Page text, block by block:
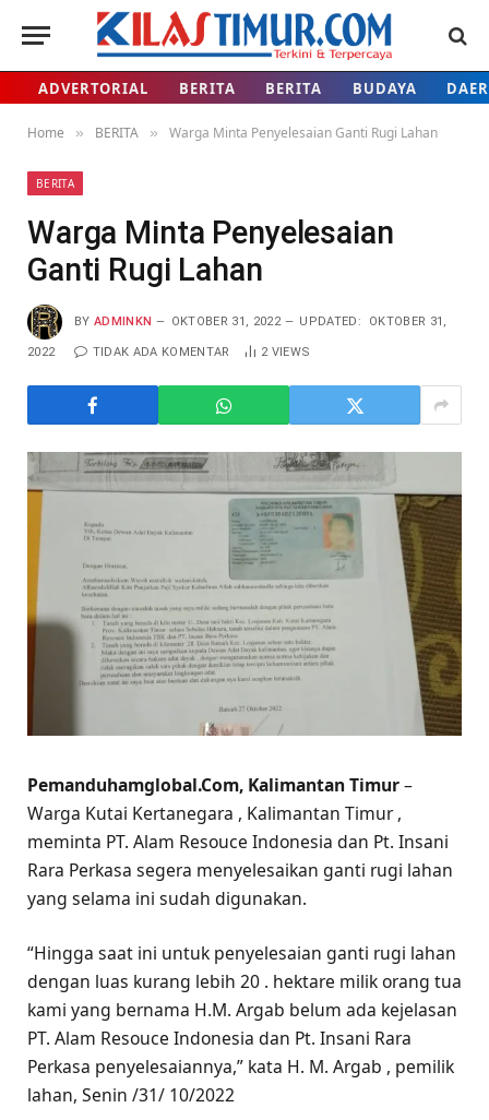
ADVERTORIAL BERITA BERITA BUDAYA
Home » BERITA » Warga Minta Penyelesaian Ganti Rugi Lahan
BERITA
Warga Minta Penyelesaian
Ganti Rugi Lahan
BY ADMINKN OKTOBER 31, 2022 UPDATED: OKTOBER 31,
2022 TIDAK ADA KOMENTAR 2 VIEWS
Pemanduhamglobal.Com, KalimantanTimur–
Warga Kutai Kertanegara , Kalimantan Timur ,
meminta PT. Alam Resouce Indonesia dan Pt. Insani
Rara Perkasa segera menyelesaikan ganti rugi lahan
yang selama ini sudah digunakan.
“Hingga saat ini untuk penyelesaian ganti rugi lahan
dengan luas kurang lebih 20 . hektare milik orang tua
kami yang bernama H.M. Argab belum ada kejelasan
PT. Alam Resouce Indonesia dan Pt. Insani Rara
Perkasa penyelesaiannya,” kata H. M. Argab , pemilik
lahan, Senin /31/ 10/2022